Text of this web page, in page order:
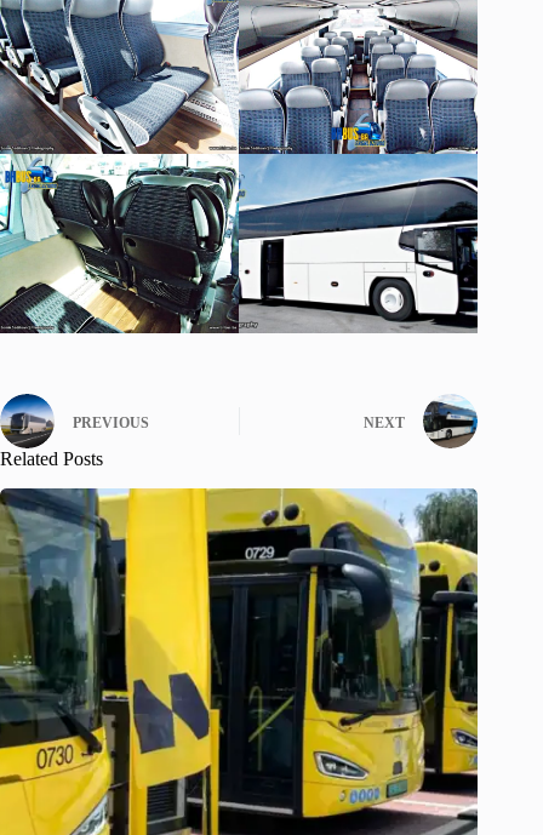
PREVIOUS NEXT
Related Posts